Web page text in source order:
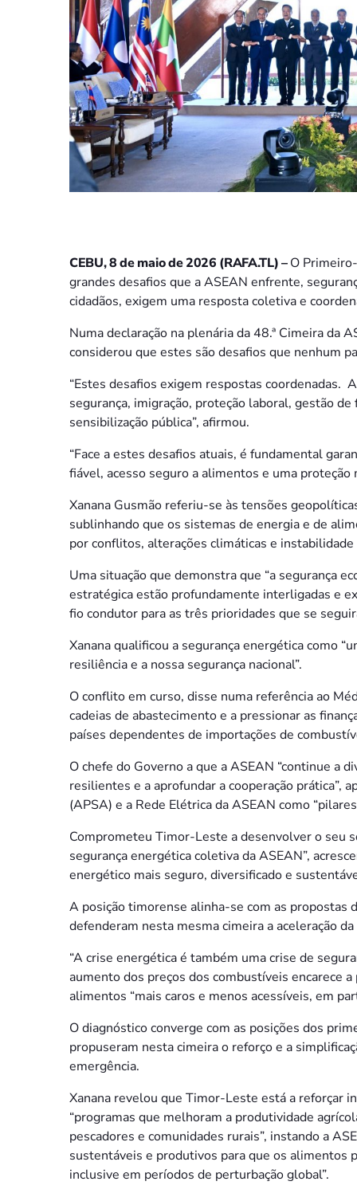
CEBU, 8 de maio de 2026 (RAFA.TL) –O
grandes desafios que a ASEAN enfrente,
cidadãos, exigem uma resposta coletiva e
Numa declaração na plenária da 48.ª Cimeira da
considerou que estes são desafios que nenhum
“Estes desafios exigem respostas coordenadas.
segurança, imigração, proteção laboral, gestão
sensibilização pública”, afirmou.
“Face a estes desafios atuais, é fundamental
fiável, acesso seguro a alimentos e uma proteção
Xanana Gusmão referiu-se às tensões
sublinhando que os sistemas de energia e de
por conflitos, alterações climáticas e
Uma situação que demonstra que “a segurança
estratégica estão profundamente interligadas e
fio condutor para as três prioridades que se
Xanana qualificou a segurança energética como
resiliência e a nossa segurança nacional”.
O conflito em curso, disse numa referência ao
cadeias de abastecimento e a pressionar as
países dependentes de importações de
O chefe do Governo a que a ASEAN “continue a
resilientes e a aprofundar a cooperação prática”,
(APSA) e a Rede Elétrica da ASEAN como
Comprometeu Timor-Leste a desenvolver o seu
segurança energética coletiva da ASEAN”,
energético mais seguro, diversificado e
A posição timorense alinha-se com as propostas
defenderam nesta mesma cimeira a aceleração
“A crise energética é também uma crise de
aumento dos preços dos combustíveis encarece
alimentos “mais caros e menos acessíveis, em
O diagnóstico converge com as posições dos
propuseram nesta cimeira o reforço e a
emergência.
Xanana revelou que Timor-Leste está a reforçar
“programas que melhoram a produtividade
pescadores e comunidades rurais”, instando a
sustentáveis e produtivos para que os alimentos
inclusive em períodos de perturbação global”.